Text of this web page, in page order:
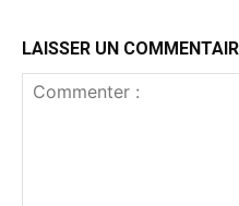
LAISSER UN